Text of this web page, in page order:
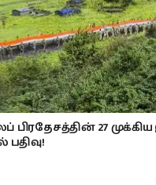
பிரதேசத்தின் 27